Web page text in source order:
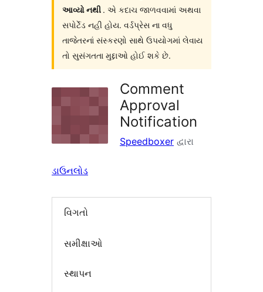
આવ્યો નથી . એ કદાચ જાળવવામાં અથવા
સપોર્ટેડ નહી હોય. વર્ડપ્રેસ ના વધુ
તાજેતરનાં સંસ્કરણો સાથે ઉપયોગમાં લેવાય
તો સુસંગતતા મુદ્દાઓ હોઈ શકે છે.
Comment
Approval
Notification
Speedboxer દ્વારા
ડાઉનલોડ
વિગતો
સમીક્ષાઓ
સ્થાપન